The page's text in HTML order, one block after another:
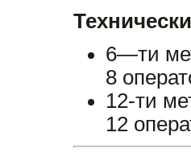
6—ти
8
12-ти
12